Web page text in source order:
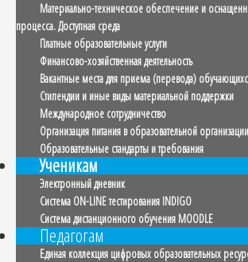
Материально-техническое обеспечение и
процесса. Доступная среда
Платные образовательные услуги
Финансово-хозяйственная деятельность
Вакантные места для приема (перевода)
Стипендии и иные виды материальной поддержки
Международное сотрудничество
Организация питания в образовательной организации
Образовательные стандарты и требования
Ученикам
Электронный дневник
Система ON-LINE тестирования INDIGO
Система дистанционного обучения MOODLE
Педагогам
Единая коллекция цифровых образовательных